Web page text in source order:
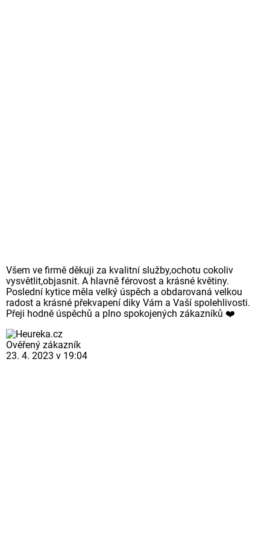
Všem ve firmě děkuji za kvalitní služby,ochotu cokoliv
vysvětlit,objasnit. A hlavně férovost a krásné květiny.
Poslední kytice měla velký úspěch a obdarovaná velkou
radost a krásné překvapení diky Vám a Vaší spolehlivosti.
Přeji hodně úspěchů a plno spokojených zákazníků ❤️
Ověřený zákazník
23. 4. 2023 v 19:04